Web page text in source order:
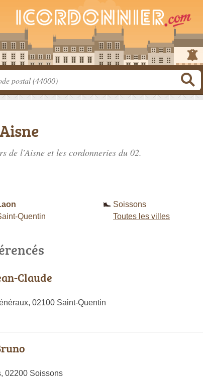
de l'Aisne et les cordonneries du 02.
Quentin
Soissons
Toutes les villes
Claude
02100 Saint-Quentin
02200 Soissons